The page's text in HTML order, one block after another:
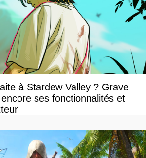
à Stardew Valley ? Grave
ses fonctionnalités et